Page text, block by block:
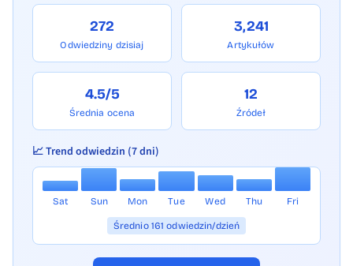
272
Odwiedziny dzisiaj
3,241
Artykułów
4.5/5
Średnia ocena
12
Źródeł
📈 Trend odwiedzin (7 dni)
Sat Sun Mon Tue Wed Thu Fri
Średnio 161 odwiedzin/dzień